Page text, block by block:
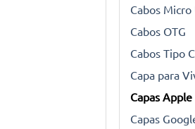
Cabos Micro
Cabos OTG
Cabos Tipo C
Capa para
Capas
Capas